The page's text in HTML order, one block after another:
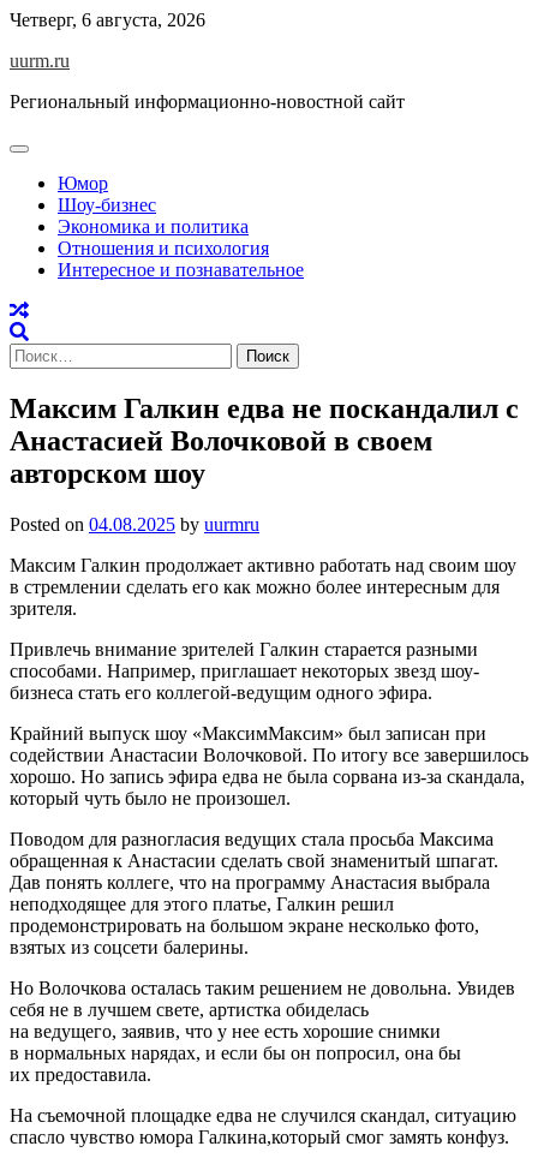
Skip
content
Четверг, 6 августа, 2026
uurm.ru
Региональный информационно-новостной сайт
Юмор
Шоу-бизнес
Экономика и политика
Отношения и психология
Интересное и познавательное
Найти:
Максим Галкин едва не поскандалил с
Анастасией Волочковой в своем
авторском шоу
Posted on 04.08.2025 by uurmru
Максим Галкин продолжает активно работать над своим шоу
в стремлении сделать его как можно более интересным для
зрителя.
Привлечь внимание зрителей Галкин старается разными
способами. Например, приглашает некоторых звезд шоу-
бизнеса стать его коллегой-ведущим одного эфира.
Крайний выпуск шоу «МаксимМаксим» был записан при
содействии Анастасии Волочковой. По итогу все завершилось
хорошо. Но запись эфира едва не была сорвана из-за скандала,
который чуть было не произошел.
Поводом для разногласия ведущих стала просьба Максима
обращенная к Анастасии сделать свой знаменитый шпагат.
Дав понять коллеге, что на программу Анастасия выбрала
неподходящее для этого платье, Галкин решил
продемонстрировать на большом экране несколько фото,
взятых из соцсети балерины.
Но Волочкова осталась таким решением не довольна. Увидев
себя не в лучшем свете, артистка обиделась
на ведущего, заявив, что у нее есть хорошие снимки
в нормальных нарядах, и если бы он попросил, она бы
их предоставила.
На съемочной площадке едва не случился скандал, ситуацию
спасло чувство юмора Галкина,который смог замять конфуз.